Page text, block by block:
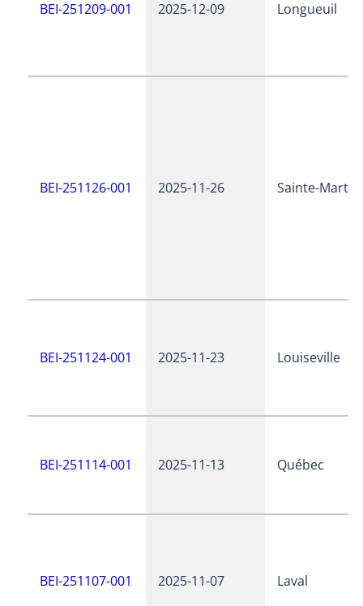
BEI-251209-001 2025-12-09 Longueuil
BEI-251126-001 2025-11-26 Sainte-
BEI-251124-001 2025-11-23 Louiseville
BEI-251114-001 2025-11-13 Québec
BEI-251107-001 2025-11-07 Laval